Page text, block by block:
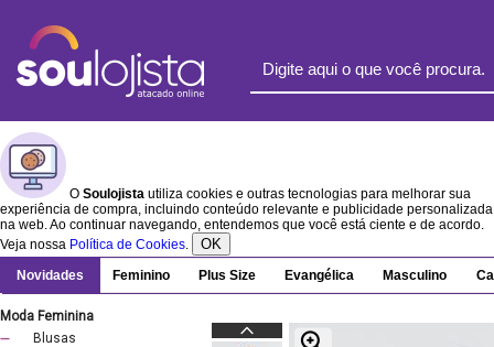
O Soulojista utiliza cookies e outras tecnologias para melhorar sua
experiência de compra, incluindo conteúdo relevante e publicidade personalizada
na web. Ao continuar navegando, entendemos que você está ciente e de acordo.
Veja nossa Política de Cookies. OK
Novidades Feminino Plus Size Evangélica Masculino
Moda Feminina
Blusas